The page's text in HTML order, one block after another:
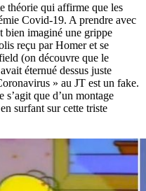
théorie qui affirme que les
Covid-19. A prendre avec
bien imaginé une grippe
reçu par Homer et se
(on découvre que le
éternué dessus juste
» au JT est un fake.
que d’un montage
surfant sur cette triste